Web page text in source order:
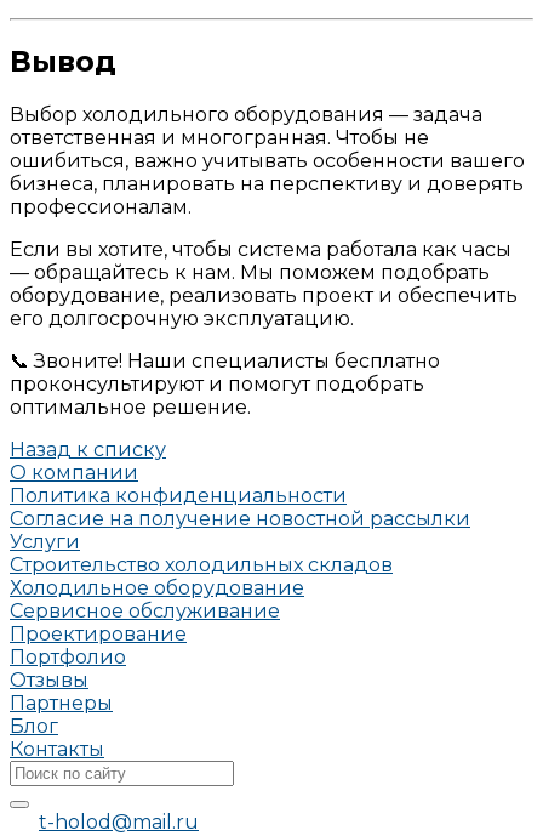
Вывод
Выбор холодильного оборудования — задача
ответственная и многогранная. Чтобы не
ошибиться, важно учитывать особенности вашего
бизнеса, планировать на перспективу и доверять
профессионалам.
Если вы хотите, чтобы система работала как часы
— обращайтесь к нам. Мы поможем подобрать
оборудование, реализовать проект и обеспечить
его долгосрочную эксплуатацию.
📞 Звоните! Наши специалисты бесплатно
проконсультируют и помогут подобрать
оптимальное решение.
Назад к списку
О компании
Политика конфиденциальности
Согласие на получение новостной рассылки
Услуги
Строительство холодильных складов
Холодильное оборудование
Сервисное обслуживание
Проектирование
Портфолио
Отзывы
Партнеры
Блог
Контакты
t-holod@mail.ru